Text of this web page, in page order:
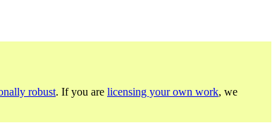
robust. If you are licensing your own work, we